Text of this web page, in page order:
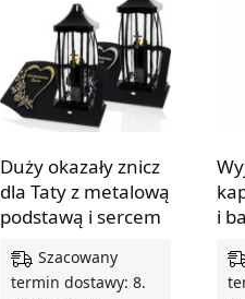
Duży okazały znicz
dla Taty z metalową
podstawą i sercem
Szacowany
termin dostawy: 8.
i